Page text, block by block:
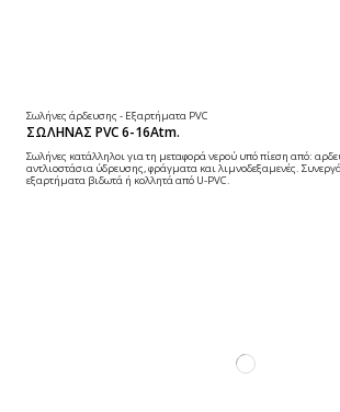
Σωλήνες άρδευσης - Εξαρτήματα PVC
ΣΩΛΗΝΑΣ PVC 6-16Atm.
Σωλήνες κατάλληλοι για τη μεταφορά νερού υπό πίεση από:
αντλιοστάσια ύδρευσης, φράγματα και λιμνοδεξαμενές.
εξαρτήματα βιδωτά ή κολλητά από U-PVC.